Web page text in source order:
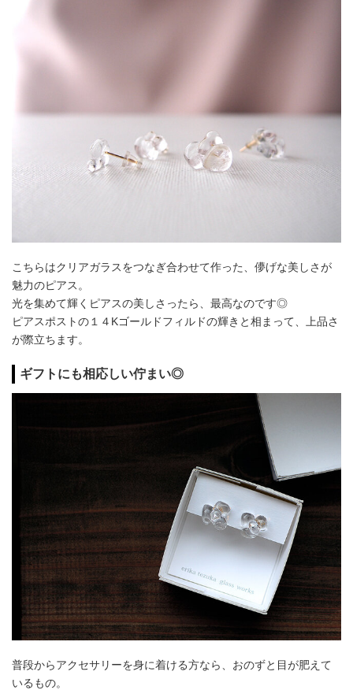
こちらはクリアガラスをつなぎ合わせて作った、儚げな美しさが
魅力のピアス。
光を集めて輝くピアスの美しさったら、最高なのです◎
ピアスポストの１４Kゴールドフィルドの輝きと相まって、上品さ
が際立ちます。
ギフトにも相応しい佇まい◎
普段からアクセサリーを身に着ける方なら、おのずと目が肥えて
いるもの。